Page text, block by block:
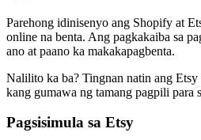
Parehong idinisenyo ang Shopify at
online na benta. Ang pagkakaiba sa
ano at paano ka makakapagbenta.
Nalilito ka ba? Tingnan natin ang
kang gumawa ng tamang pagpili para
Pagsisimula sa Etsy